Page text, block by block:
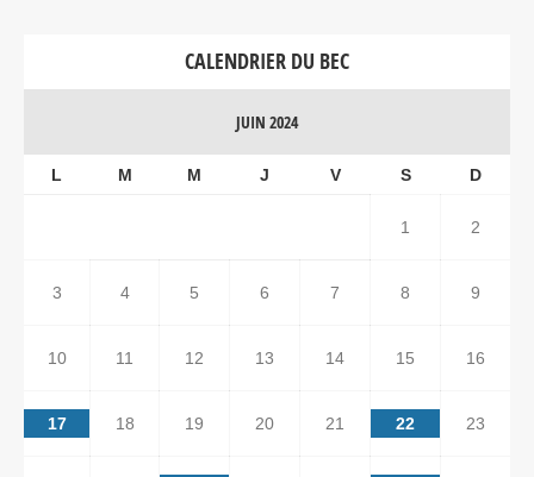
CALENDRIER DU BEC
JUIN 2024
L M M J V S D
1 2
3 4 5 6 7 8 9
10 11 12 13 14 15 16
17 18 19 20 21 22 23